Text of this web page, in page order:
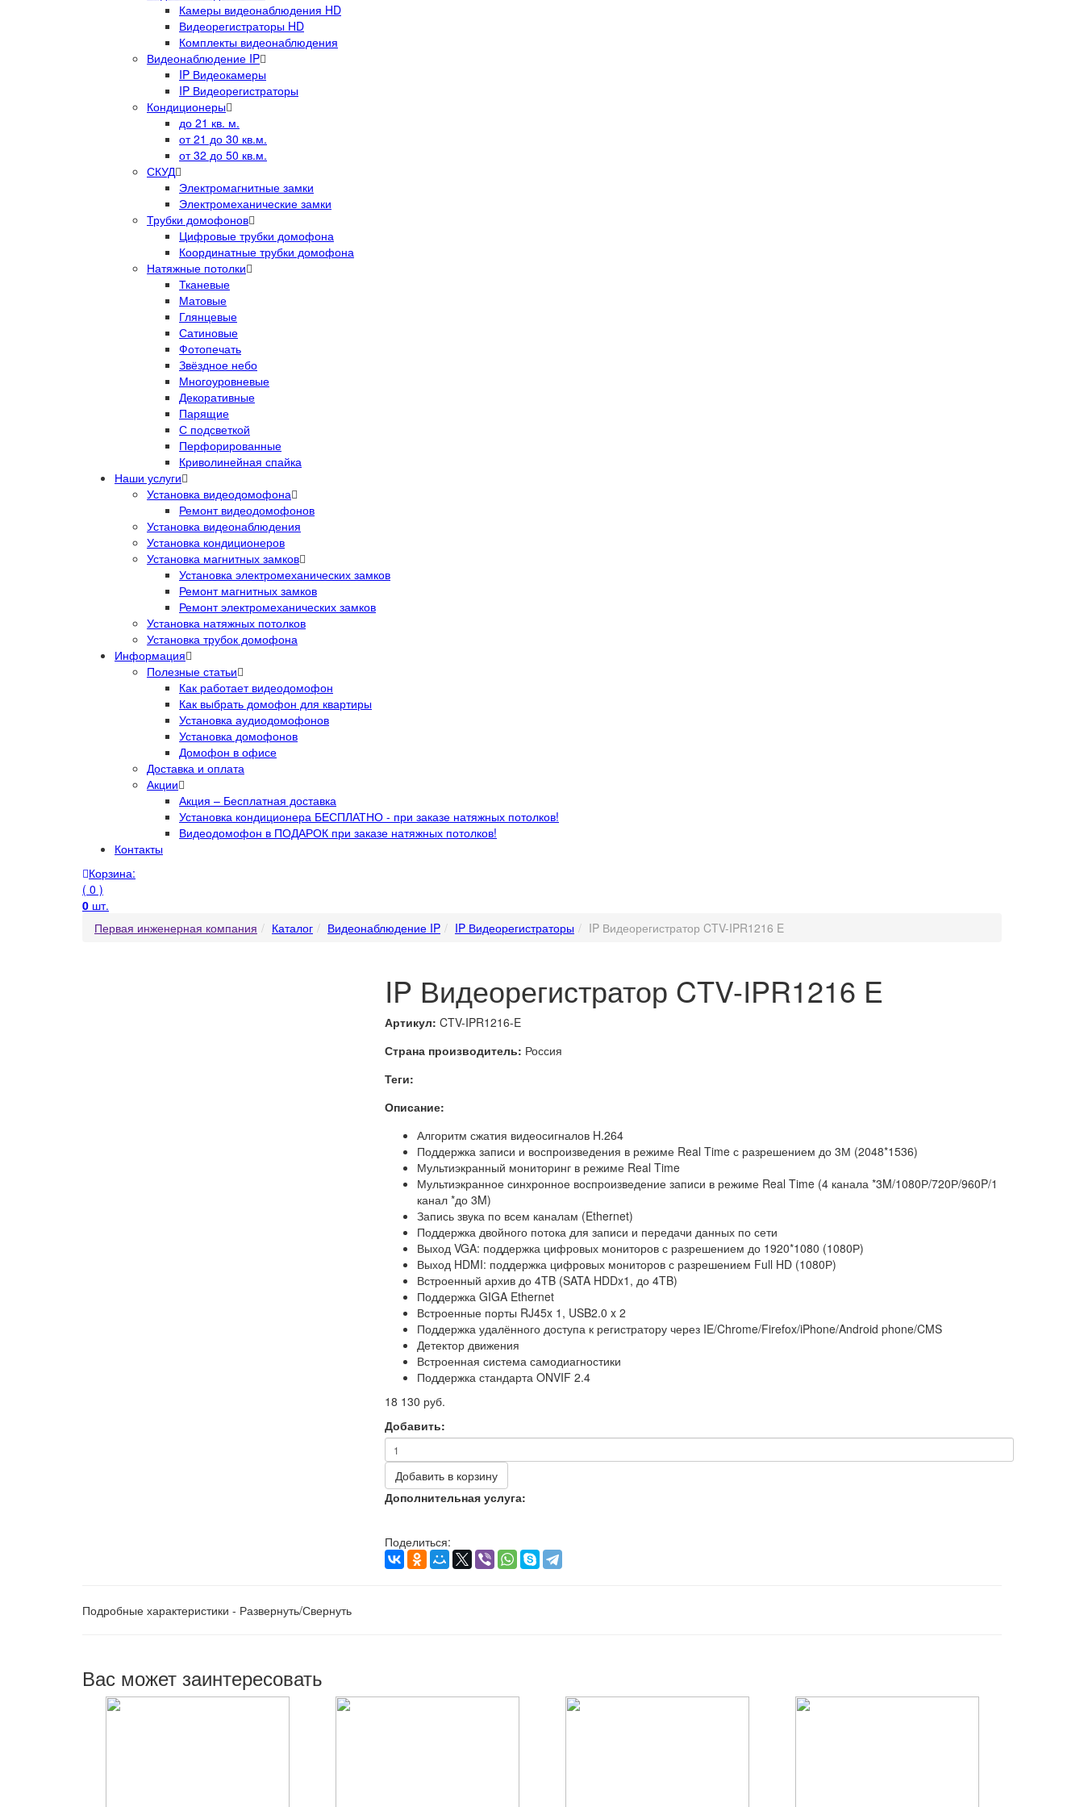
Камеры видеонаблюдения HD
Видеорегистраторы HD
Комплекты видеонаблюдения
Видеонаблюдение IP
IP Видеокамеры
IP Видеорегистраторы
Кондиционеры
до 21 кв. м.
от 21 до 30 кв.м.
от 32 до 50 кв.м.
СКУД
Электромагнитные замки
Электромеханические замки
Трубки домофонов
Цифровые трубки домофона
Координатные трубки домофона
Натяжные потолки
Тканевые
Матовые
Глянцевые
Сатиновые
Фотопечать
Звёздное небо
Многоуровневые
Декоративные
Парящие
С подсветкой
Перфорированные
Криволинейная спайка
Наши услуги
Установка видеодомофона
Ремонт видеодомофонов
Установка видеонаблюдения
Установка кондиционеров
Установка магнитных замков
Установка электромеханических замков
Ремонт магнитных замков
Ремонт электромеханических замков
Установка натяжных потолков
Установка трубок домофона
Информация
Полезные статьи
Как работает видеодомофон
Как выбрать домофон для квартиры
Установка аудиодомофонов
Установка домофонов
Домофон в офисе
Доставка и оплата
Акции
Акция – Бесплатная доставка
Установка кондиционера БЕСПЛАТНО - при заказе натяжных потолков!
Видеодомофон в ПОДАРОК при заказе натяжных потолков!
Контакты
Корзина:
( 0 )
0 шт.
Первая инженерная компания
Каталог Видеонаблюдение IP IP Видеорегистраторы IP Видеорегистратор CTV-IPR1216 E
IP Видеорегистратор CTV-IPR1216 E
Артикул: CTV-IPR1216-E
Страна производитель: Россия
Теги:
Описание:
Алгоритм сжатия видеосигналов H.264
Поддержка записи и воспроизведения в режиме Real Time с разрешением до 3М (2048*1536)
Мультиэкранный мониторинг в режиме Real Time
Мультиэкранное синхронное воспроизведение записи в режиме Real Time (4 канала *3M/1080Р/720Р/960P/1
канал *до 3M)
Запись звука по всем каналам (Ethernet)
Поддержка двойного потока для записи и передачи данных по сети
Выход VGA: поддержка цифровых мониторов с разрешением до 1920*1080 (1080Р)
Выход HDMI: поддержка цифровых мониторов с разрешением Full HD (1080Р)
Встроенный архив до 4TB (SATA HDDx1, до 4TB)
Поддержка GIGA Ethernet
Встроенные порты RJ45x 1, USB2.0 x 2
Поддержка удалённого доступа к регистратору через IE/Chrome/Firefox/iPhone/Android phone/CMS
Детектор движения
Встроенная система самодиагностики
Поддержка стандарта ONVIF 2.4
18 130 руб.
Добавить:
Добавить в корзину
Дополнительная услуга:
Поделиться:
Подробные характеристики - Развернуть/Свернуть
Вас может заинтересовать